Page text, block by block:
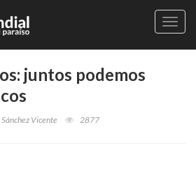
juntos podemos
Vicente 2877